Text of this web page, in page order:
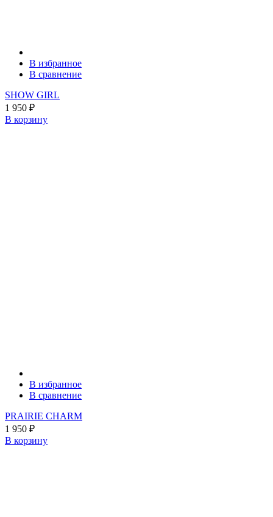
В избранное
В сравнение
SHOW GIRL
1 950 ₽
В корзину
В избранное
В сравнение
PRAIRIE CHARM
1 950 ₽
В корзину